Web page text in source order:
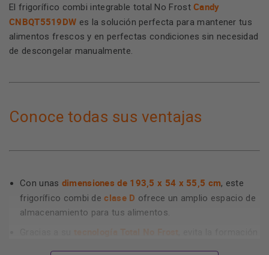
El frigorífico combi integrable total No FrostCandy
CNBQT5519DW es la solución perfecta para mantener tus
alimentos frescos y en perfectas condiciones sin necesidad
de descongelar manualmente.
Conoce todas sus ventajas
Con unas dimensiones de 193,5 x 54 x 55,5 cm, este
frigorífico combi declase D ofrece un amplio espacio de
almacenamiento para tus alimentos.